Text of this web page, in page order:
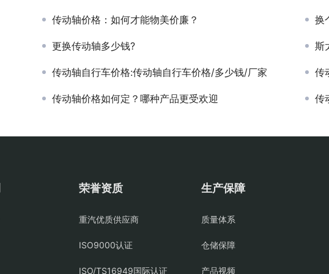
传动轴价格：如何才能物美价廉？ 换
更换传动轴多少钱? 斯
传动轴自行车价格:传动轴自行车价格/多少钱/厂家 传
传动轴价格如何定？哪种产品更受欢迎 传
荣誉资质
重汽优质供应商
ISO9000认证
ISO/TS16949国际认证
生产保障
质量体系
仓储保障
产品视频